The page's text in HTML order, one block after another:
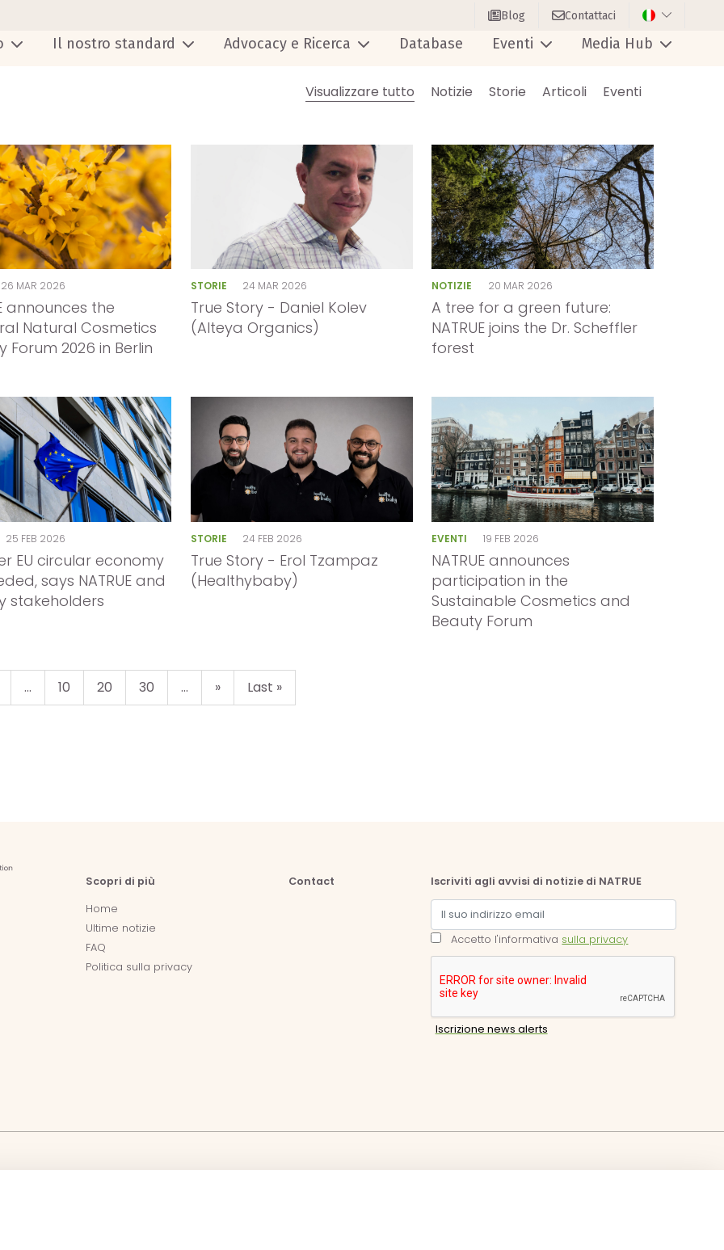
Blog Contattaci
Il nostro standard Advocacy e Ricerca Database Eventi Media Hub
Visualizzare tutto Notizie Storie Articoli Eventi
26 MAR 2026
announces the
Natural Cosmetics
Forum 2026 in Berlin
STORIE 24 MAR 2026
True Story - Daniel Kolev
(Alteya Organics)
NOTIZIE 20 MAR 2026
A tree for a green future:
NATRUE joins the Dr. Scheffler
forest
25 FEB 2026
EU circular economy
says NATRUE and
stakeholders
STORIE 24 FEB 2026
True Story - Erol Tzampaz
(Healthybaby)
EVENTI 19 FEB 2026
NATRUE announces
participation in the
Sustainable Cosmetics and
Beauty Forum
... 10 20 30 ... » Last »
Scopri di più
Home
Ultime notizie
FAQ
Politica sulla privacy
Contact Iscriviti agli avvisi di notizie di NATRUE
Accetto l'informativa sulla privacy